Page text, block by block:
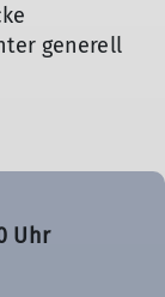
generell
Uhr